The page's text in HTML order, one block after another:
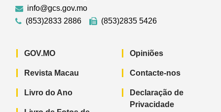
info@gcs.gov.mo
(853)2833 2886
(853)2835 5426
GOV.MO
Revista Macau
Livro do Ano
Opiniões
Contacte-nos
Declaração de
Privacidade